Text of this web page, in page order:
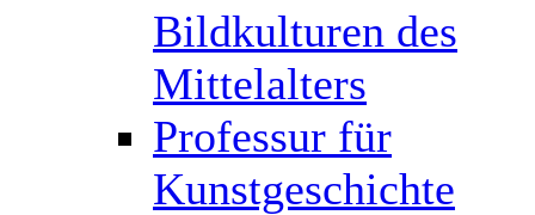
Bildkulturen des
Mittelalters
Professur für
Kunstgeschichte